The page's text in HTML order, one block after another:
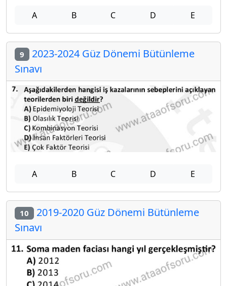
A B C D E
9 2023-2024 Güz Dönemi Bütünleme
Sınavı
A B C D E
10 2019-2020 Güz Dönemi Bütünleme
Sınavı